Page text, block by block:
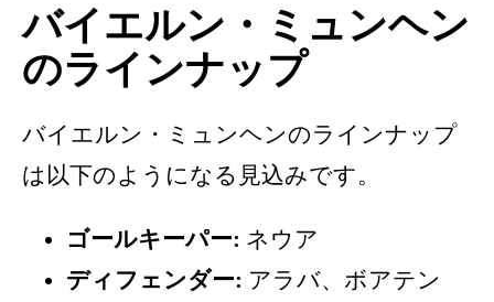
バイエルン・ミュンヘン
のラインナップ
バイエルン・ミュンヘンのラインナップ
は以下のようになる見込みです。
ゴールキーパー: ネウア
ディフェンダー: アラバ、ボアテン